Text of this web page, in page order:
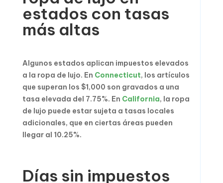
estados con tasas
más altas
Algunos estados aplican impuestos elevados
a la ropa de lujo. En Connecticut, los artículos
que superan los $1,000 son gravados a una
tasa elevada del 7.75%. En California, la ropa
de lujo puede estar sujeta a tasas locales
adicionales, que en ciertas áreas pueden
llegar al 10.25%.
Días sin impuestos